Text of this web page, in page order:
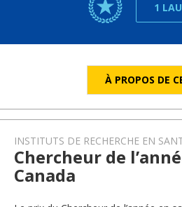
1
À PROPOS DE
INSTITUTS DE RECHERCHE EN
Chercheur de
Canada